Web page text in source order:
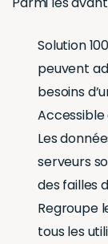
Solution
peuvent
besoins
Les
serveurs
des failles
Regroupe
tous les